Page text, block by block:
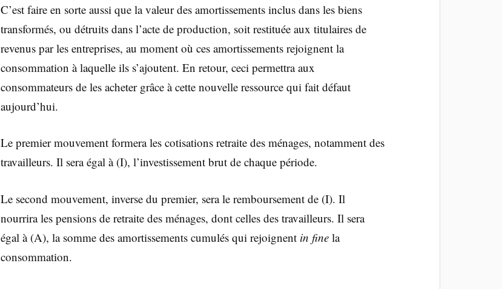
C’est faire en sorte aussi que la valeur des amortissements inclus dans les biens
transformés, ou détruits dans l’acte de production, soit restituée aux titulaires de
revenus par les entreprises, au moment où ces amortissements rejoignent la
consommation à laquelle ils s’ajoutent. En retour, ceci permettra aux
consommateurs de les acheter grâce à cette nouvelle ressource qui fait défaut
aujourd’hui.
Le premier mouvement formera les cotisations retraite des ménages, notamment des
travailleurs. Il sera égal à (I), l’investissement brut de chaque période.
Le second mouvement, inverse du premier, sera le remboursement de (I). Il
nourrira les pensions de retraite des ménages, dont celles des travailleurs. Il sera
égal à (A), la somme des amortissements cumulés qui rejoignent in finela
consommation.